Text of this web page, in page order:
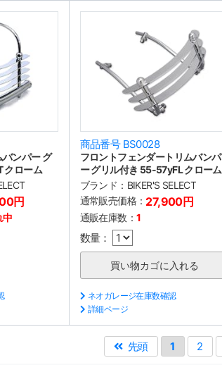
バンパー グ
クローム
円
中
商品番号 BS0028
フロントフェンダートリムバンパ
ー グリル付き 55-57yFL クローム
ブランド： BIKER'S SELECT
通常販売価格： 27,900円
通販在庫数： 1
数量：
ネオガレージ在庫数確認
詳細ページ
先頭 1 2